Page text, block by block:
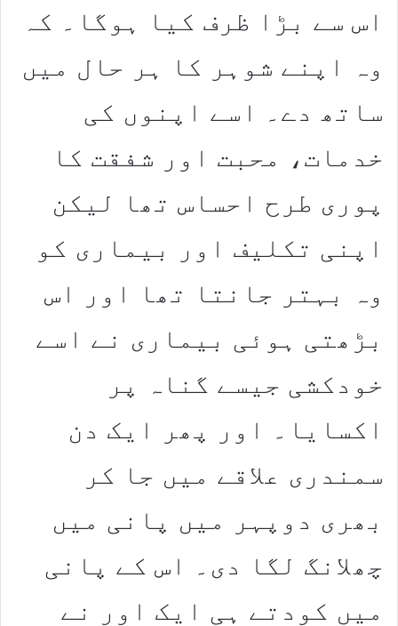
اس سے بڑا ظرف کیا ہوگا۔ کہ
وہ اپنے شوہر کا ہر حال میں
ساتھ دے۔ اسے اپنوں کی
خدمات، محبت اور شفقت کا
پوری طرح احساس تھا لیکن
اپنی تکلیف اور بیماری کو
وہ بہتر جانتا تھا اور اس
بڑھتی ہوئی بیماری نے اسے
خودکشی جیسے گناہ پر
اکسایا۔ اور پھر ایک دن
سمندری علاقے میں جا کر
بھری دوپہر میں پانی میں
چھلانگ لگا دی۔ اس کے پانی
میں کودتے ہی ایک اور نے